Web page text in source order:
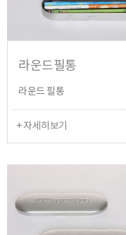
라운드필통
라운드 필통
+ 자세히보기